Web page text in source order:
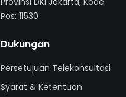
Pos: 11530
Dukungan
Persetujuan Telekonsultasi
Syarat & Ketentuan